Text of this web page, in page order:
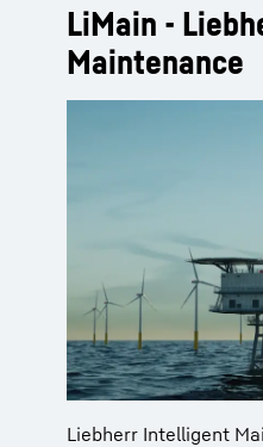
LiMain -
Maintenance
Liebherr Intelligent